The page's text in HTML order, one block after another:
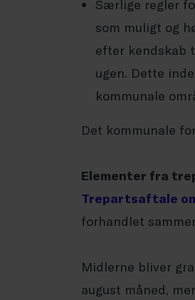
Særlige regler
som muligt og
efter kendskab
ugen. Dette
kommunale
Det kommunale
Elementer fra
Trepartsaftale
forhandlet
Midlerne bliver
august måned,